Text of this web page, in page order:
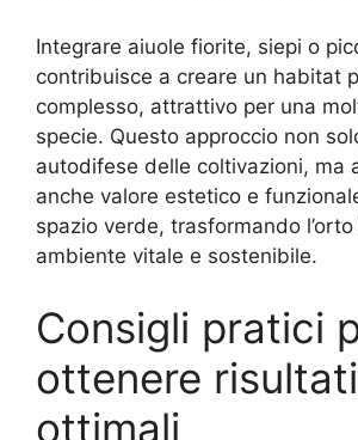
Integrare aiuole fiorite, siepi o
contribuisce a creare un habitat
complesso, attrattivo per una
specie. Questo approccio non
autodifese delle coltivazioni, ma
anche valore estetico e
spazio verde, trasformando l’orto
ambiente vitale e sostenibile.
Consigli pratici
ottenere risultati
ottimali